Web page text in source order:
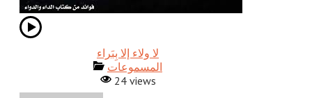
المسموعات
24 views